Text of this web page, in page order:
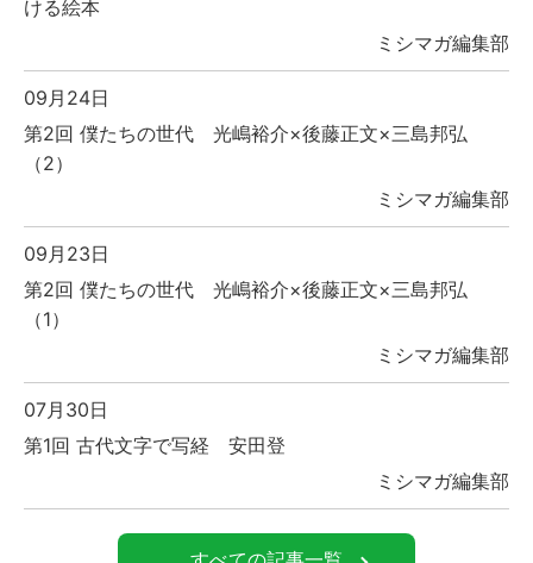
ける絵本
ミシマガ編集部
09月24日
第2回 僕たちの世代 光嶋裕介×後藤正文×三島邦弘
（2）
ミシマガ編集部
09月23日
第2回 僕たちの世代 光嶋裕介×後藤正文×三島邦弘
（1）
ミシマガ編集部
07月30日
第1回 古代文字で写経 安田登
ミシマガ編集部